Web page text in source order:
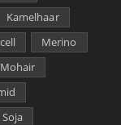
Kamelhaar
Merino
Mohair
Soja